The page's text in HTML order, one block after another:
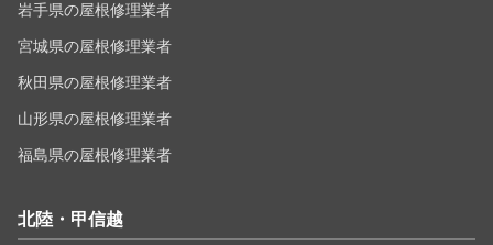
岩手県の屋根修理業者
宮城県の屋根修理業者
秋田県の屋根修理業者
山形県の屋根修理業者
福島県の屋根修理業者
北陸・甲信越